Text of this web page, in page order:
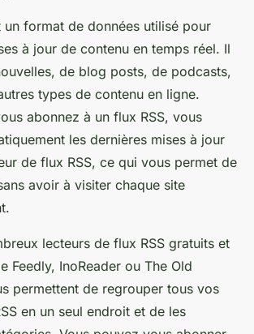
un format de données utilisé pour
à jour de contenu en temps réel. Il
de blog posts, de podcasts,
types de contenu en ligne.
abonnez à un flux RSS, vous
les dernières mises à jour
de flux RSS, ce qui vous permet de
avoir à visiter chaque site
lecteurs de flux RSS gratuits et
Feedly, InoReader ou The Old
permettent de regrouper tous vos
en un seul endroit et de les